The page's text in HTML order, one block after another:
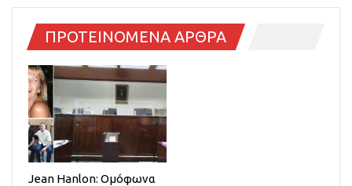
ΠΡΟΤΕΙΝΟΜΕΝΑ ΑΡΘΡΑ
Jean Hanlon: Ομόφωνα